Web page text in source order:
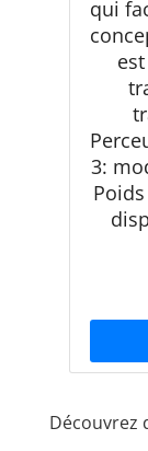
qui
3:
Découvrez